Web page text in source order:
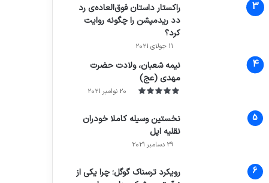
راکستار داستان فوق‌العاده‌ی رد
دد ریدمپشن را چگونه روایت
کرد؟
11 جولای 2021
نیمه شعبان، ولادت حضرت
مهدی (عج)
20 نوامبر 2021
نخستین وسیله کاملا خودران
نقلیه اپل
29 دسامبر 2021
رویکرد ترسناک گوگل؛ چرا یکی از